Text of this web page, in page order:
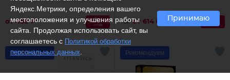
от 468 ₽ 768 от 614 ₽
Рекомендуем Рекомендуем
Яндекс.Метрики, определения вашего
местоположения и улучшения работы
сайта. Продолжая использовать сайт, вы
соглашаетесь с Политикой обработки
персональных данных
Принимаю